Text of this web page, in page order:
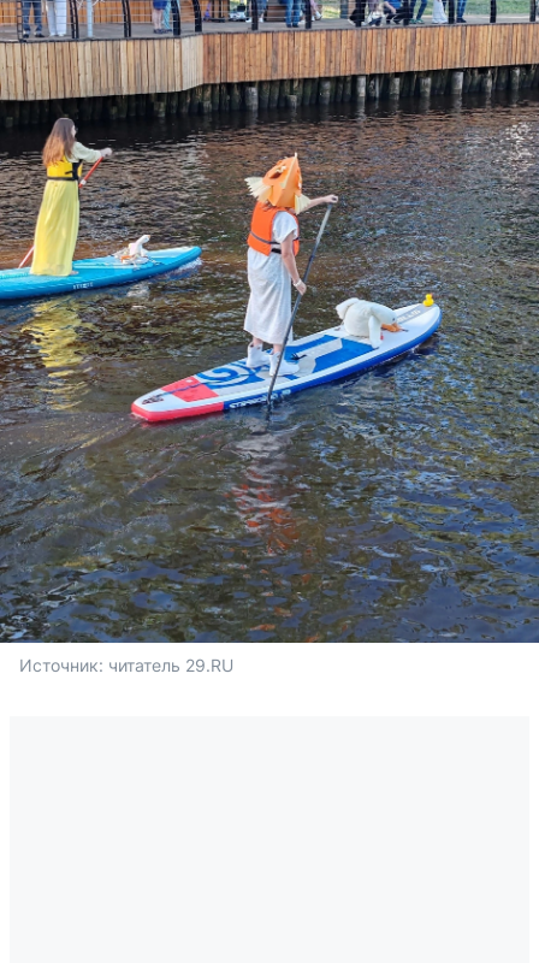
Источник: читатель 29.RU